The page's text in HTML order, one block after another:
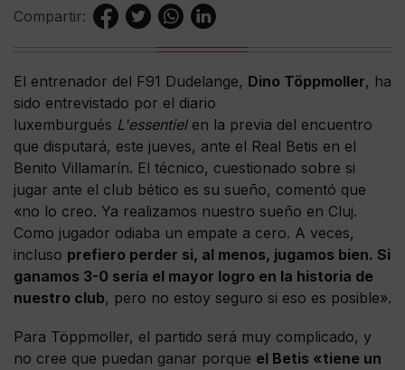
Compartir:
El entrenador del F91 Dudelange, Dino Töppmoller, ha
sido entrevistado por el diario
luxemburgués L'essentiel en la previa del encuentro
que disputará, este jueves, ante el Real Betis en el
Benito Villamarín. El técnico, cuestionado sobre si
jugar ante el club bético es su sueño, comentó que
«no lo creo. Ya realizamos nuestro sueño en Cluj.
Como jugador odiaba un empate a cero. A veces,
incluso prefiero perder si, al menos, jugamos bien. Si
ganamos 3-0 sería el mayor logro en la historia de
nuestro club, pero no estoy seguro si eso es posible».
Para Töppmoller, el partido será muy complicado, y
no cree que puedan ganar porque el Betis «tiene un